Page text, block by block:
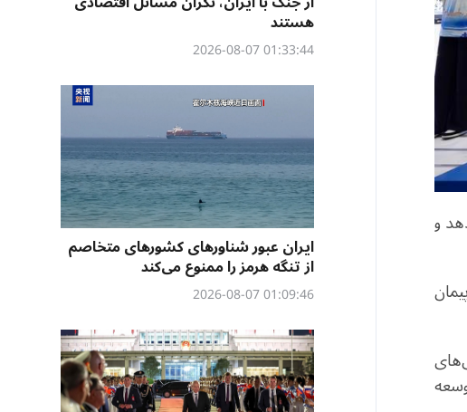
و
هستند
01:33:44 2026-08-07
ایران عبور شناورهای کشورهای متخاصم
از تنگه هرمز را ممنوع می‌کند
01:09:46 2026-08-07